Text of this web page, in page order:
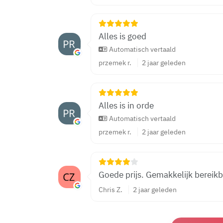
Alles is goed
Automatisch vertaald
przemek r.
2 jaar geleden
Alles is in orde
Automatisch vertaald
przemek r.
2 jaar geleden
Goede prijs. Gemakkelijk
Chris Z. 2 jaar geleden